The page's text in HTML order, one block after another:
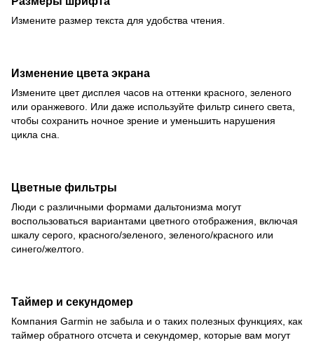
Измените размер текста для удобства чтения.
Изменение цвета экрана
Измените цвет дисплея часов на оттенки красного, зеленого
или оранжевого. Или даже используйте фильтр синего света,
чтобы сохранить ночное зрение и уменьшить нарушения
цикла сна.
Цветные фильтры
Люди с различными формами дальтонизма могут
воспользоваться вариантами цветного отображения, включая
шкалу серого, красного/зеленого, зеленого/красного или
синего/желтого.
Таймер и секундомер
Компания Garmin не забыла и о таких полезных функциях, как
таймер обратного отсчета и секундомер, которые вам могут